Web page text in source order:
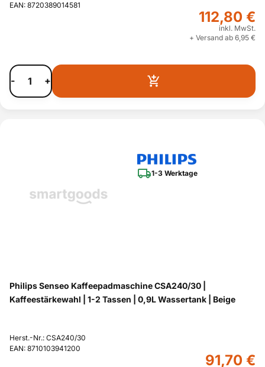
EAN: 8720389014581
112,80 €
inkl. MwSt.
+ Versand ab 6,95 €
- +
1-3 Werktage
Philips Senseo Kaffeepadmaschine CSA240/30 |
Kaffeestärkewahl | 1-2 Tassen | 0,9L Wassertank | Beige
Herst.-Nr.: CSA240/30
EAN: 8710103941200
91,70 €